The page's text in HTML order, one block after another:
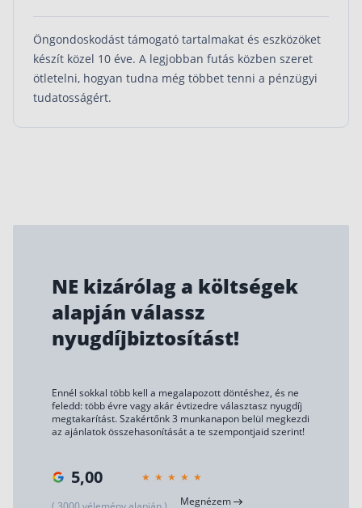
Öngondoskodást támogató tartalmakat és eszközöket
készít közel 10 éve. A legjobban futás közben szeret
ötletelni, hogyan tudna még többet tenni a pénzügyi
tudatosságért.
NE kizárólag a költségek
alapján válassz
nyugdíjbiztosítást!
Ennél sokkal több kell a megalapozott döntéshez, és ne
feledd: több évre vagy akár évtizedre választasz nyugdíj
megtakarítást. Szakértőnk 3 munkanapon belül megkezdi
az ajánlatok összehasonítását a te szempontjaid szerint!
5,00
Megnézem